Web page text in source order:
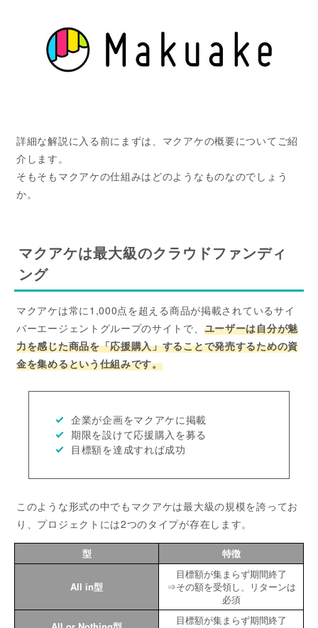
詳細な解説に入る前にまずは、マクアケの概要についてご紹
介します。
そもそもマクアケの仕組みはどのようなものなのでしょう
か。
マクアケは最大級のクラウドファンディ
ング
マクアケは常に1,000点を超える商品が掲載されているサイ
バーエージェントグループのサイトで、 ユーザーは自分が魅
力を感じた商品を「応援購入」することで発売するための資
金を集めるという仕組みです。
企業が企画をマクアケに掲載
期限を設けて応援購入を募る
目標額を達成すれば成功
このような形式の中でもマクアケは最大級の規模を誇ってお
り、プロジェクトには2つのタイプが存在します。
型 特徴
All in型
目標額が集まらず期間終了
⇒その額を受領し、リターンは
必須
目標額が集まらず期間終了